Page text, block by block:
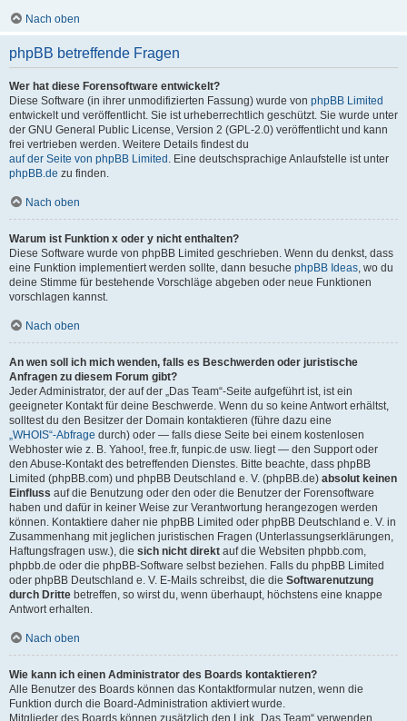
Nach oben
phpBB betreffende Fragen
Wer hat diese Forensoftware entwickelt?
Diese Software (in ihrer unmodifizierten Fassung) wurde von phpBB Limited
entwickelt und veröffentlicht. Sie ist urheberrechtlich geschützt. Sie wurde unter
der GNU General Public License, Version 2 (GPL-2.0) veröffentlicht und kann
frei vertrieben werden. Weitere Details findest du
auf der Seite von phpBB Limited . Eine deutschsprachige Anlaufstelle ist unter
phpBB.de zu finden.
Nach oben
Warum ist Funktion x oder y nicht enthalten?
Diese Software wurde von phpBB Limited geschrieben. Wenn du denkst, dass
eine Funktion implementiert werden sollte, dann besuche phpBB Ideas, wo du
deine Stimme für bestehende Vorschläge abgeben oder neue Funktionen
vorschlagen kannst.
Nach oben
An wen soll ich mich wenden, falls es Beschwerden oder juristische
Anfragen zu diesem Forum gibt?
Jeder Administrator, der auf der „Das Team“-Seite aufgeführt ist, ist ein
geeigneter Kontakt für deine Beschwerde. Wenn du so keine Antwort erhältst,
solltest du den Besitzer der Domain kontaktieren (führe dazu eine
„WHOIS“-Abfrage durch) oder — falls diese Seite bei einem kostenlosen
Webhoster wie z. B. Yahoo!, free.fr, funpic.de usw. liegt — den Support oder
den Abuse-Kontakt des betreffenden Dienstes. Bitte beachte, dass phpBB
Limited (phpBB.com) und phpBB Deutschland e. V. (phpBB.de) absolut keinen
Einfluss auf die Benutzung oder den oder die Benutzer der Forensoftware
haben und dafür in keiner Weise zur Verantwortung herangezogen werden
können. Kontaktiere daher nie phpBB Limited oder phpBB Deutschland e. V. in
Zusammenhang mit jeglichen juristischen Fragen (Unterlassungserklärungen,
Haftungsfragen usw.), die sich nicht direkt auf die Websiten phpbb.com,
phpbb.de oder die phpBB-Software selbst beziehen. Falls du phpBB Limited
oder phpBB Deutschland e. V. E-Mails schreibst, die die Softwarenutzung
durch Dritte betreffen, so wirst du, wenn überhaupt, höchstens eine knappe
Antwort erhalten.
Nach oben
Wie kann ich einen Administrator des Boards kontaktieren?
Alle Benutzer des Boards können das Kontaktformular nutzen, wenn die
Funktion durch die Board-Administration aktiviert wurde.
Mitglieder des Boards können zusätzlich den Link „Das Team“ verwenden.